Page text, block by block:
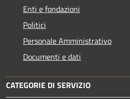
Enti e fondazioni
Politici
Personale Amministrativo
Documenti e dati
CATEGORIE DI SERVIZIO